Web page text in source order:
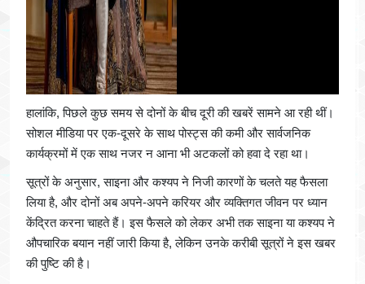
हालांकि, पिछले कुछ समय से दोनों के बीच दूरी की खबरें सामने आ रही थीं।
सोशल मीडिया पर एक-दूसरे के साथ पोस्ट्स की कमी और सार्वजनिक
कार्यक्रमों में एक साथ नजर न आना भी अटकलों को हवा दे रहा था।
सूत्रों के अनुसार, साइना और कश्यप ने निजी कारणों के चलते यह फैसला
लिया है, और दोनों अब अपने-अपने करियर और व्यक्तिगत जीवन पर ध्यान
केंद्रित करना चाहते हैं। इस फैसले को लेकर अभी तक साइना या कश्यप ने
औपचारिक बयान नहीं जारी किया है, लेकिन उनके करीबी सूत्रों ने इस खबर
की पुष्टि की है।